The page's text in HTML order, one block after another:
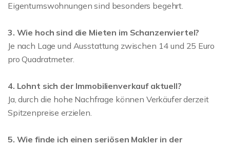
Eigentumswohnungen sind besonders begehrt.
3. Wie hoch sind die Mieten im Schanzenviertel?
Je nach Lage und Ausstattung zwischen 14 und 25 Euro
pro Quadratmeter.
4. Lohnt sich der Immobilienverkauf aktuell?
Ja, durch die hohe Nachfrage können Verkäufer derzeit
Spitzenpreise erzielen.
5. Wie finde ich einen seriösen Makler in der